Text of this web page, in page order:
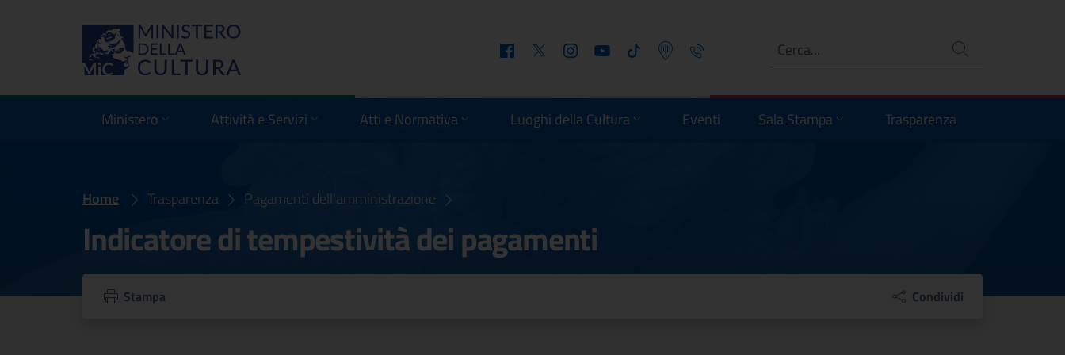
FacebookTwitter InstagramYoutube Tiktok Podcast Telefono Ricerca
Ministero Attività e Servizi Atti e Normativa Luoghi della Cultura Eventi Sala Stampa Trasparenza
Home Trasparenza Pagamenti dell'amministrazione
Indicatore di tempestività dei pagamenti
Indicatore di tempestività dei pagamenti
Stampa Condividi